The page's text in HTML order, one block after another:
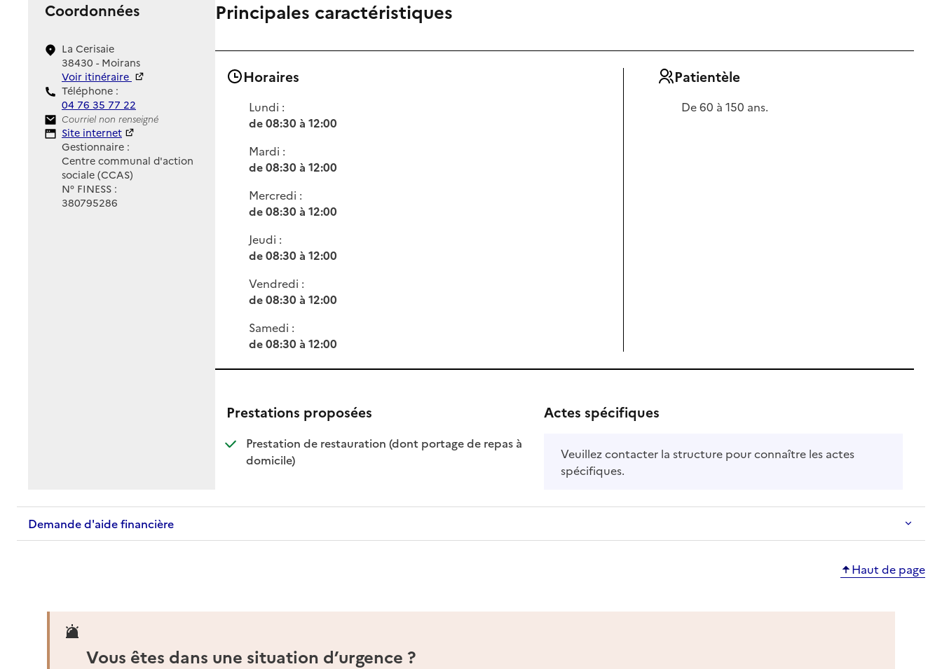
Coordonnées
La Cerisaie
38430 - Moirans
Voir itinéraire
Téléphone :
04 76 35 77 22
Contact
Courriel non renseigné
Site Internet
Site internet
Gestionnaire :
Centre communal d'action
sociale (CCAS)
N° FINESS :
380795286
Principales caractéristiques
Horaires
Lundi :
de 08:30 à 12:00
Mardi :
de 08:30 à 12:00
Mercredi :
de 08:30 à 12:00
Jeudi :
de 08:30 à 12:00
Vendredi :
de 08:30 à 12:00
Samedi :
de 08:30 à 12:00
Patientèle
De 60 à 150 ans.
Prestations proposées
Prestation de restauration (dont portage de repas à
domicile): disponible
: non disponible
Actes spécifiques
Veuillez contacter la structure pour connaître les actes
spécifiques.
Demande d'aide financière
Haut de page
Vous êtes dans une situation d’urgence ?